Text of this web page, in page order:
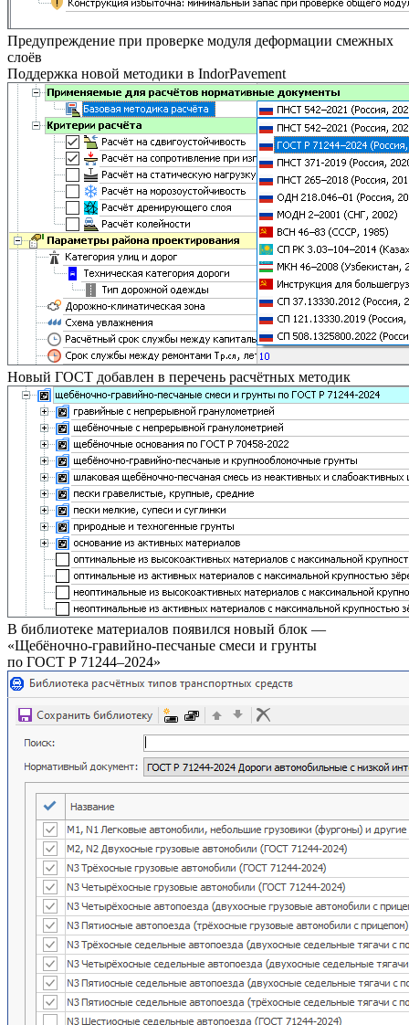
Предупреждение при проверке модуля деформации смежных
слоёв
Поддержка новой методики в IndorPavement
Новый ГОСТ добавлен в перечень расчётных методик
В библиотеке материалов появился новый блок —
«Щебёночно-гравийно-песчаные смеси и грунты
по ГОСТ Р 71244–2024»